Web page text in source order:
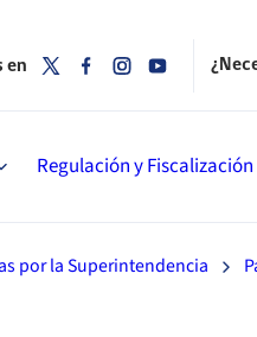
Regulación y Fiscalización
en
por la Superintendencia